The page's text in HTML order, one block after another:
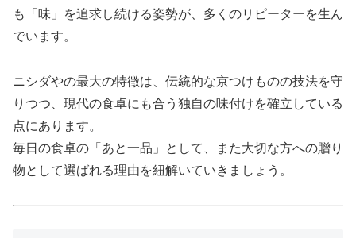
も「味」を追求し続ける姿勢が、多くのリピーターを生ん
でいます。
ニシダやの最大の特徴は、伝統的な京つけものの技法を守
りつつ、現代の食卓にも合う独自の味付けを確立している
点にあります。
毎日の食卓の「あと一品」として、また大切な方への贈り
物として選ばれる理由を紐解いていきましょう。